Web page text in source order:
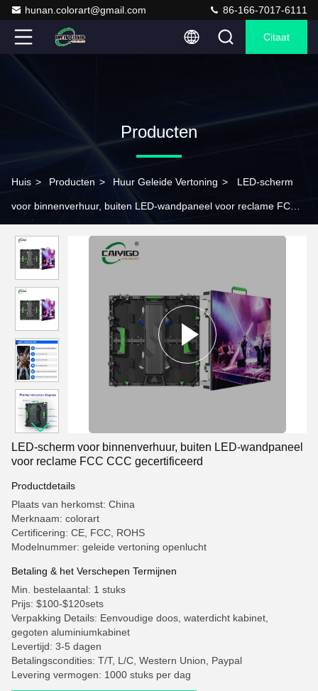
hunan.colorart@gmail.com 86-166-7017-6111
Citaat
Producten
Huis > Producten > Huur Geleide Vertoning > LED-scherm
voor binnenverhuur, buiten LED-wandpaneel voor reclame FCC
LED-scherm voor binnenverhuur, buiten LED-wandpaneel
voor reclame FCC CCC gecertificeerd
Productdetails
Plaats van herkomst: China
Merknaam: colorart
Certificering: CE, FCC, ROHS
Modelnummer: geleide vertoning openlucht
Betaling & het Verschepen Termijnen
Min. bestelaantal: 1 stuks
Prijs: $100-$120sets
Verpakking Details: Eenvoudige doos, waterdicht kabinet,
gegoten aluminiumkabinet
Levertijd: 3-5 dagen
Betalingscondities: T/T, L/C, Western Union, Paypal
Levering vermogen: 1000 stuks per dag